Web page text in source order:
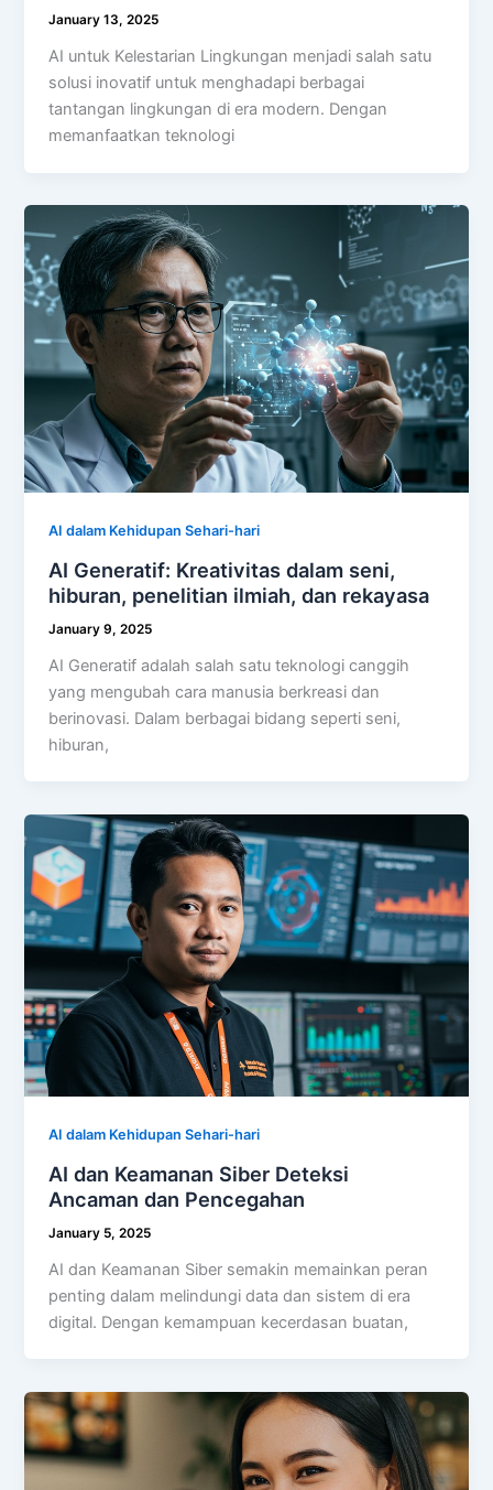
January 13, 2025
AI untuk Kelestarian Lingkungan menjadi salah satu
solusi inovatif untuk menghadapi berbagai
tantangan lingkungan di era modern. Dengan
memanfaatkan teknologi
AI dalam Kehidupan Sehari-hari
AI Generatif: Kreativitas dalam seni,
hiburan, penelitian ilmiah, dan rekayasa
January 9, 2025
AI Generatif adalah salah satu teknologi canggih
yang mengubah cara manusia berkreasi dan
berinovasi. Dalam berbagai bidang seperti seni,
hiburan,
AI dalam Kehidupan Sehari-hari
AI dan Keamanan Siber Deteksi
Ancaman dan Pencegahan
January 5, 2025
AI dan Keamanan Siber semakin memainkan peran
penting dalam melindungi data dan sistem di era
digital. Dengan kemampuan kecerdasan buatan,